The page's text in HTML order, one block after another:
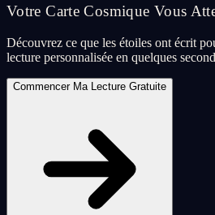
Votre Carte Cosmique Vous
Découvrez ce que les étoiles ont écrit
lecture personnalisée en quelques
Commencer Ma Lecture Gratuite